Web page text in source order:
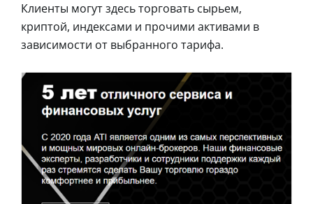
Клиенты могут здесь торговать сырьем,
криптой, индексами и прочими активами в
зависимости от выбранного тарифа.